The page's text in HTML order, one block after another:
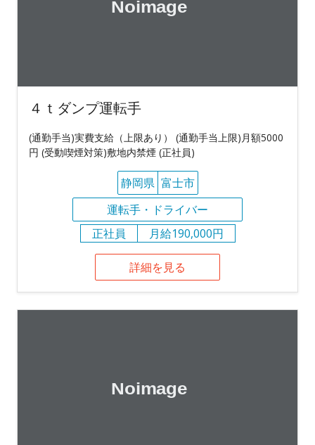
４ｔダンプ運転手
(通勤手当)実費支給（上限あり） (通勤手当上限)月額5000
円 (受動喫煙対策)敷地内禁煙 (正社員)
静岡県 富士市
運転手・ドライバー
正社員
月給190,000円
詳細を見る